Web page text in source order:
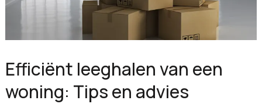
Efficiënt leeghalen van een
woning: Tips en advies